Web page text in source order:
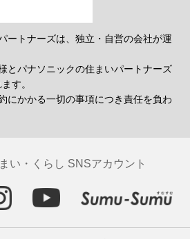
ートナーズは、独立・自営の会社が運
とパナソニックの住まいパートナーズ
す。
にかかる一切の事項につき責任を負わ
い・くらし SNSアカウント